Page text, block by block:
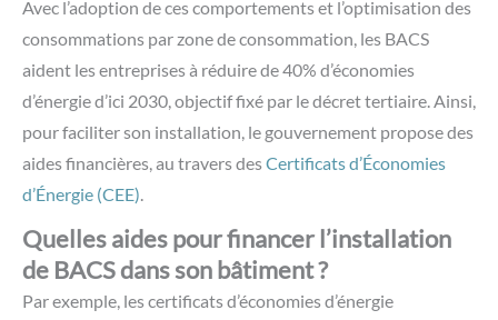
Avec l’adoption de ces comportements et l’optimisation des
consommations par zone de consommation, les BACS
aident les entreprises à réduire de 40% d’économies
d’énergie d’ici 2030, objectif fixé par le décret tertiaire. Ainsi,
pour faciliter son installation, le gouvernement propose des
aides financières, au travers desCertificats d’Économies
d’Énergie (CEE)
Quelles aides pour financer l’installation
de BACS dans son bâtiment ?
Par exemple, les certificats d’économies d’énergie